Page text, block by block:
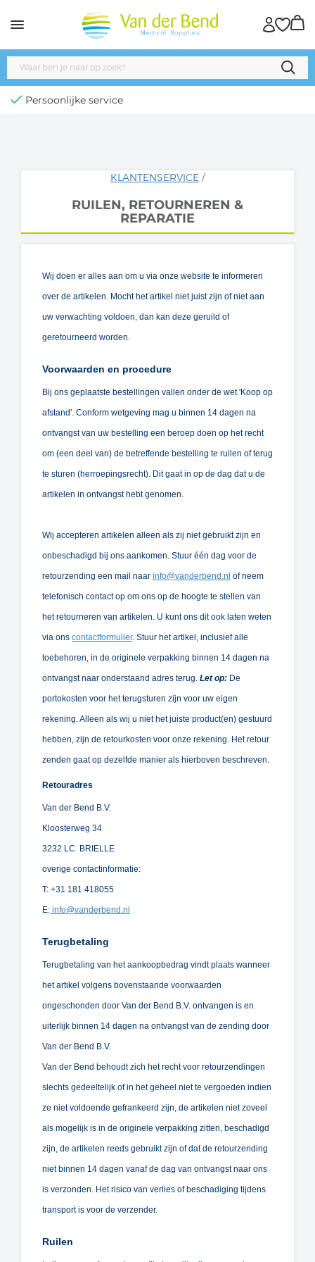
Persoonlijke service
KLANTENSERVICE/
RUILEN, RETOURNEREN &
REPARATIE
Wij doen er alles aan om u via onze website te informeren
over de artikelen. Mocht het artikel niet juist zijn of niet aan
uw verwachting voldoen, dan kan deze geruild of
geretourneerd worden.
Voorwaarden en procedure
Bij ons geplaatste bestellingen vallen onder de wet 'Koop op
afstand'. Conform wetgeving mag u binnen 14 dagen na
ontvangst van uw bestelling een beroep doen op het recht
om (een deel van) de betreffende bestelling te ruilen of terug
te sturen (herroepingsrecht). Dit gaat in op de dag dat u de
artikelen in ontvangst hebt genomen.
Wij accepteren artikelen alleen als zij niet gebruikt zijn en
onbeschadigd bij ons aankomen. Stuur één dag voor de
retourzending een mail naar info@vanderbend.nl of neem
telefonisch contact op om ons op de hoogte te stellen van
het retourneren van artikelen. U kunt ons dit ook laten weten
via ons contactformulier. Stuur het artikel, inclusief alle
toebehoren, in de originele verpakking binnen 14 dagen na
ontvangst naar onderstaand adres terug. Let op: De
portokosten voor het terugsturen zijn voor uw eigen
rekening. Alleen als wij u niet het juiste product(en) gestuurd
hebben, zijn de retourkosten voor onze rekening. Het retour
zenden gaat op dezelfde manier als hierboven beschreven.
Retouradres
Van der Bend B.V.
Kloosterweg 34
3232 LC BRIELLE
overige contactinformatie:
T: +31 181 418055
E: info@vanderbend.nl
Terugbetaling
Terugbetaling van het aankoopbedrag vindt plaats wanneer
het artikel volgens bovenstaande voorwaarden
ongeschonden door Van der Bend B.V. ontvangen is en
uiterlijk binnen 14 dagen na ontvangst van de zending door
Van der Bend B.V.
Van der Bend behoudt zich het recht voor retourzendingen
slechts gedeeltelijk of in het geheel niet te vergoeden indien
ze niet voldoende gefrankeerd zijn, de artikelen niet zoveel
als mogelijk is in de originele verpakking zitten, beschadigd
zijn, de artikelen reeds gebruikt zijn of dat de retourzending
niet binnen 14 dagen vanaf de dag van ontvangst naar ons
is verzonden. Het risico van verlies of beschadiging tijdens
transport is voor de verzender.
Ruilen